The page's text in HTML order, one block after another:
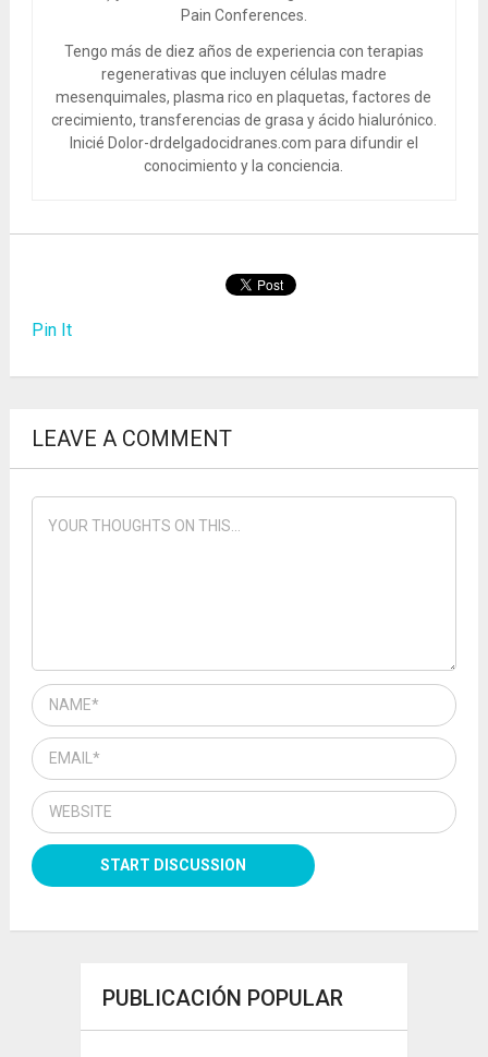
Pain Conferences.
Tengo más de diez años de experiencia con terapias
regenerativas que incluyen células madre
mesenquimales, plasma rico en plaquetas, factores de
crecimiento, transferencias de grasa y ácido hialurónico.
Inicié Dolor-drdelgadocidranes.com para difundir el
conocimiento y la conciencia.
Pin It
LEAVE A COMMENT
PUBLICACIÓN POPULAR